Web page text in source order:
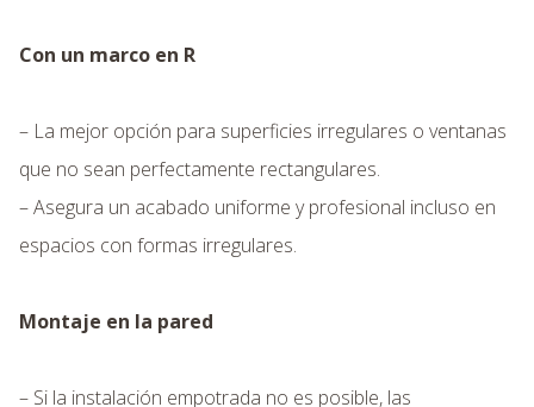
Con un marco en R
– La mejor opción para superficies irregulares o ventanas
que no sean perfectamente rectangulares.
– Asegura un acabado uniforme y profesional incluso en
espacios con formas irregulares.
Montaje en la pared
– Si la instalación empotrada no es posible, las